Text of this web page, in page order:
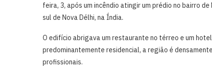
feira, 3, após um incêndio atingir um prédio no bairro de
sul de Nova Délhi, na Índia.
O edifício abrigava um restaurante no térreo e um
predominantemente residencial, a região é
profissionais.